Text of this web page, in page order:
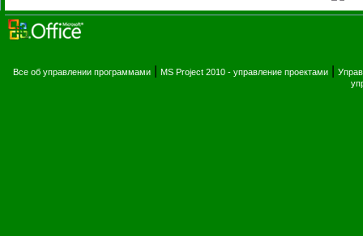
Все об управлении программами MS Project 2010 - управление проектами